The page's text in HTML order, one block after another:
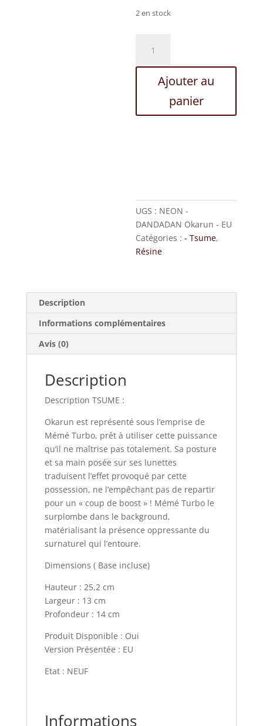
2 en stock
NEON
Ajouter au
panier
UGS : NEON -
DANDADAN Okarun - EU
Catégories :- Tsume,
Résine
Description
Informations complémentaires
Avis (0)
Description
Description TSUME :
Okarun est représenté sous l’emprise de
Mémé Turbo, prêt à utiliser cette puissance
qu’il ne maîtrise pas totalement. Sa posture
et sa main posée sur ses lunettes
traduisent l’effet provoqué par cette
possession, ne l’empêchant pas de repartir
pour un « coup de boost » ! Mémé Turbo le
surplombe dans le background,
matérialisant la présence oppressante du
surnaturel qui l’entoure.
Dimensions ( Base incluse)
Hauteur : 25,2 cm
Largeur : 13 cm
Profondeur : 14 cm
Produit Disponible : Oui
Version Présentée : EU
Etat : NEUF
Informations